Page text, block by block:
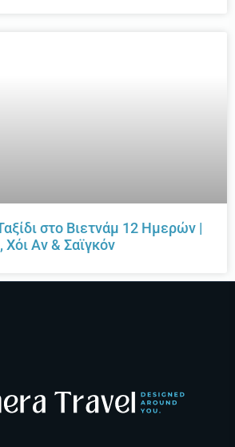
στο Βιετνάμ 12 Ημερών |
Χόι Αν & Σαϊγκόν